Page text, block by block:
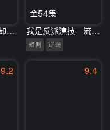
成了真神，爷爷却让我去相亲
全54集
我是反派演技一流，哎你别报警啊
短剧 逆袭
9.2 9.4